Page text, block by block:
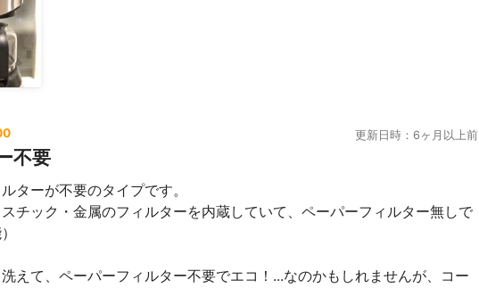
更新日時：6ヶ月以上前
不要
ターが不要のタイプです。
スチック・金属のフィルターを内蔵していて、ペーパーフィルター無しで
えて、ペーパーフィルター不要でエコ！...なのかもしれませんが、コー